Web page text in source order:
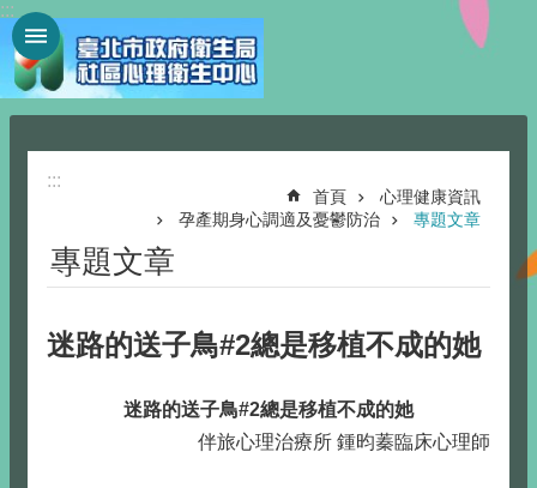
跳到主要內容區塊
:::
:::
首頁
心理健康資訊
孕產期身心調適及憂鬱防治
專題文章
專題文章
迷路的送子鳥#2總是移植不成的她
迷路的送子鳥#2總是移植不成的她
伴旅心理治療所 鍾昀蓁臨床心理師